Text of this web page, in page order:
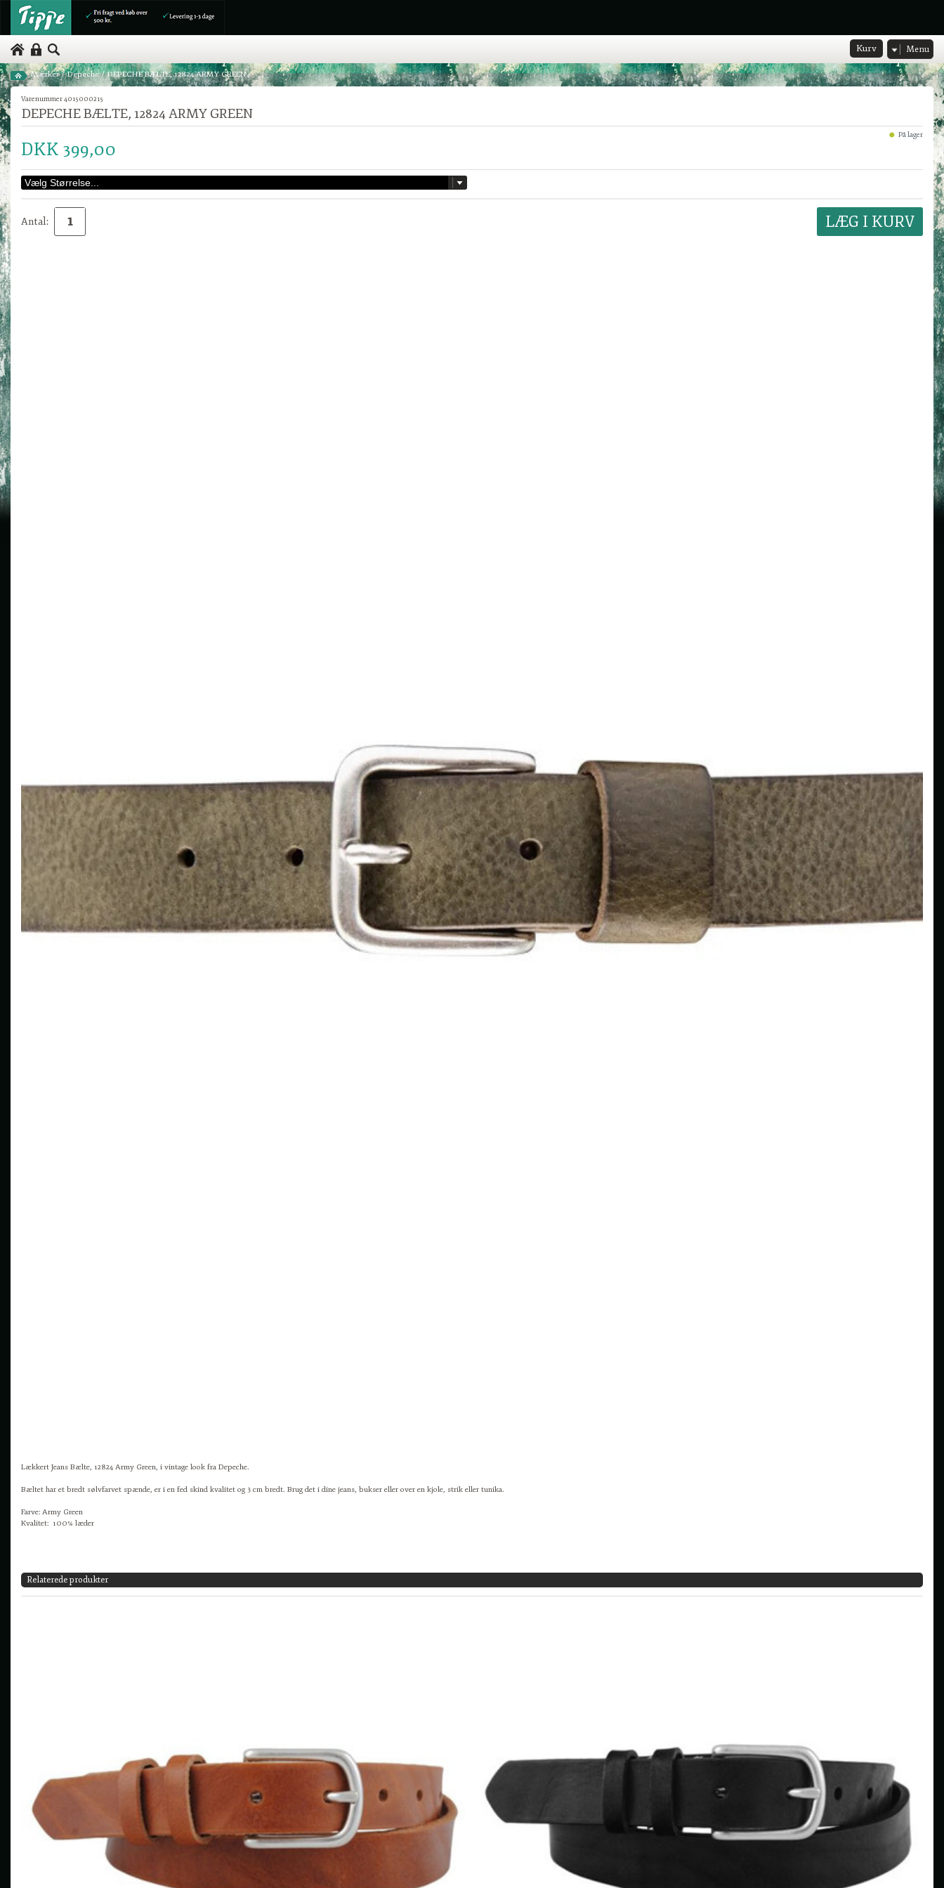
Kurv Menu
Mærker/ Depeche/ DEPECHE BÆLTE, 12824 ARMY GREEN
Varenummer 4015000215
DEPECHE BÆLTE, 12824 ARMY GREEN
På lager
DKK 399,00
Antal:
Lækkert Jeans Bælte, 12824 Army Green, i vintage look fra Depeche.
Bæltet har et bredt sølvfarvet spænde, er i en fed skind kvalitet og 3 cm bredt. Brug det i dine jeans, bukser eller over en kjole, strik eller tunika.
Farve: Army Green
Kvalitet: 100% læder
Relaterede produkter